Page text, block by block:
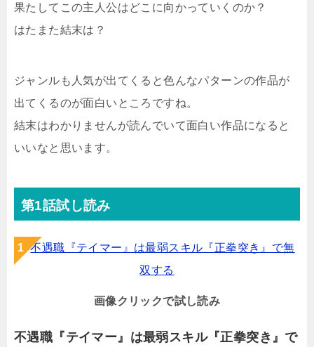
果たしてこの主人公はどこに向かっていくのか？
はたまた結末は？
ジャンルも人気が出てくると色んなパターンの作品が
出てくるのが面白いところですね。
結末はわかりませんが読んでいて面白い作品になると
いいなと思います。
第1話試し読み
画像クリックで試し読み
不遇職『テイマー』は最弱スキル『正拳突き』で